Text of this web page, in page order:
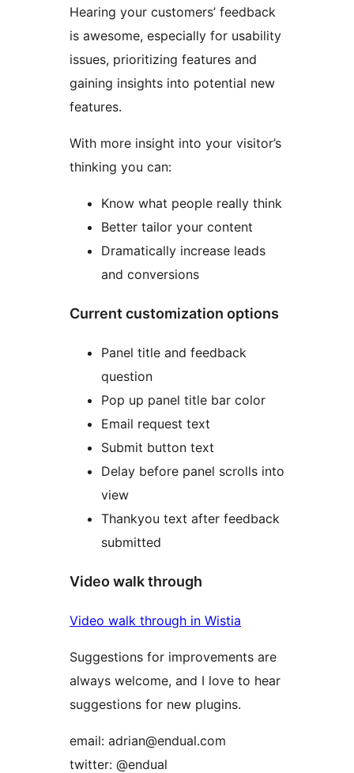
Hearing your customers’ feedback
is awesome, especially for usability
issues, prioritizing features and
gaining insights into potential new
features.
With more insight into your visitor’s
thinking you can:
Know what people really think
Better tailor your content
Dramatically increase leads
and conversions
Current customization options
Panel title and feedback
question
Pop up panel title bar color
Email request text
Submit button text
Delay before panel scrolls into
view
Thankyou text after feedback
submitted
Video walk through
Video walk through in Wistia
Suggestions for improvements are
always welcome, and I love to hear
suggestions for new plugins.
email: adrian@endual.com
twitter: @endual